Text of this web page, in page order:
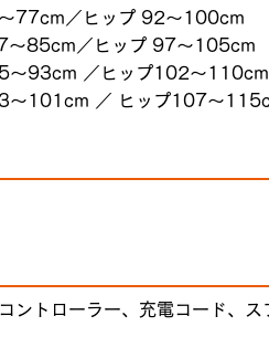
～77cm／ヒップ 92～100cm
～85cm／ヒップ 97～
～93cm ／ヒップ102～110cm
～101cm ／ ヒップ107～
ントローラー、充電コード、